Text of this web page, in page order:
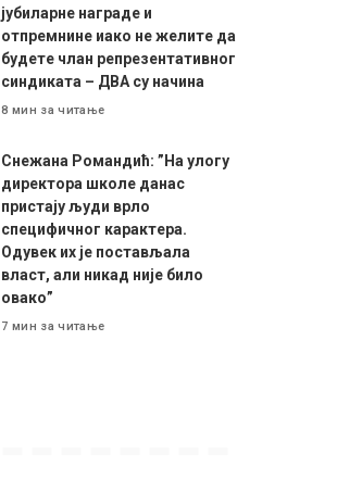
јубиларне награде и
отпремнине иако не желите да
будете члан репрезентативног
синдиката – ДВА су начина
8 мин за читање
Снежана Романдић: ”На улогу
директора школе данас
пристају људи врло
специфичног карактера.
Одувек их је постављала
власт, али никад није било
овако”
7 мин за читање